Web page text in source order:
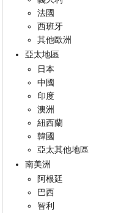
法國
西班牙
其他歐洲
亞太地區
日本
中國
印度
澳洲
紐西蘭
韓國
亞太其他地區
南美洲
阿根廷
巴西
智利